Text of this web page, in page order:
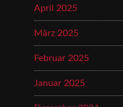
April 2025
März 2025
Februar 2025
Januar 2025